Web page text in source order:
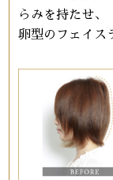
らみを持たせ、
卵型のフェイス